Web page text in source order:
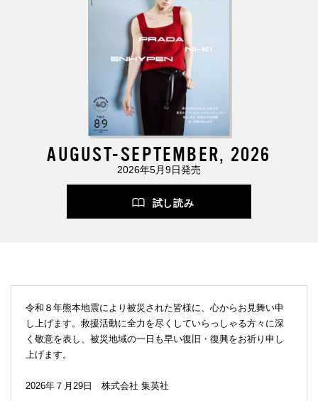
AUGUST-SEPTEMBER, 2026
2026年5月9日発売
試し読み
令和８年熊本地震により被災された皆様に、心からお見舞い申
し上げます。救援活動に全力を尽くしていらっしゃる方々に深
く敬意を表し、被災地域の一日も早い復旧・復興をお祈り申し
上げます。
2026年７月29日 株式会社 集英社